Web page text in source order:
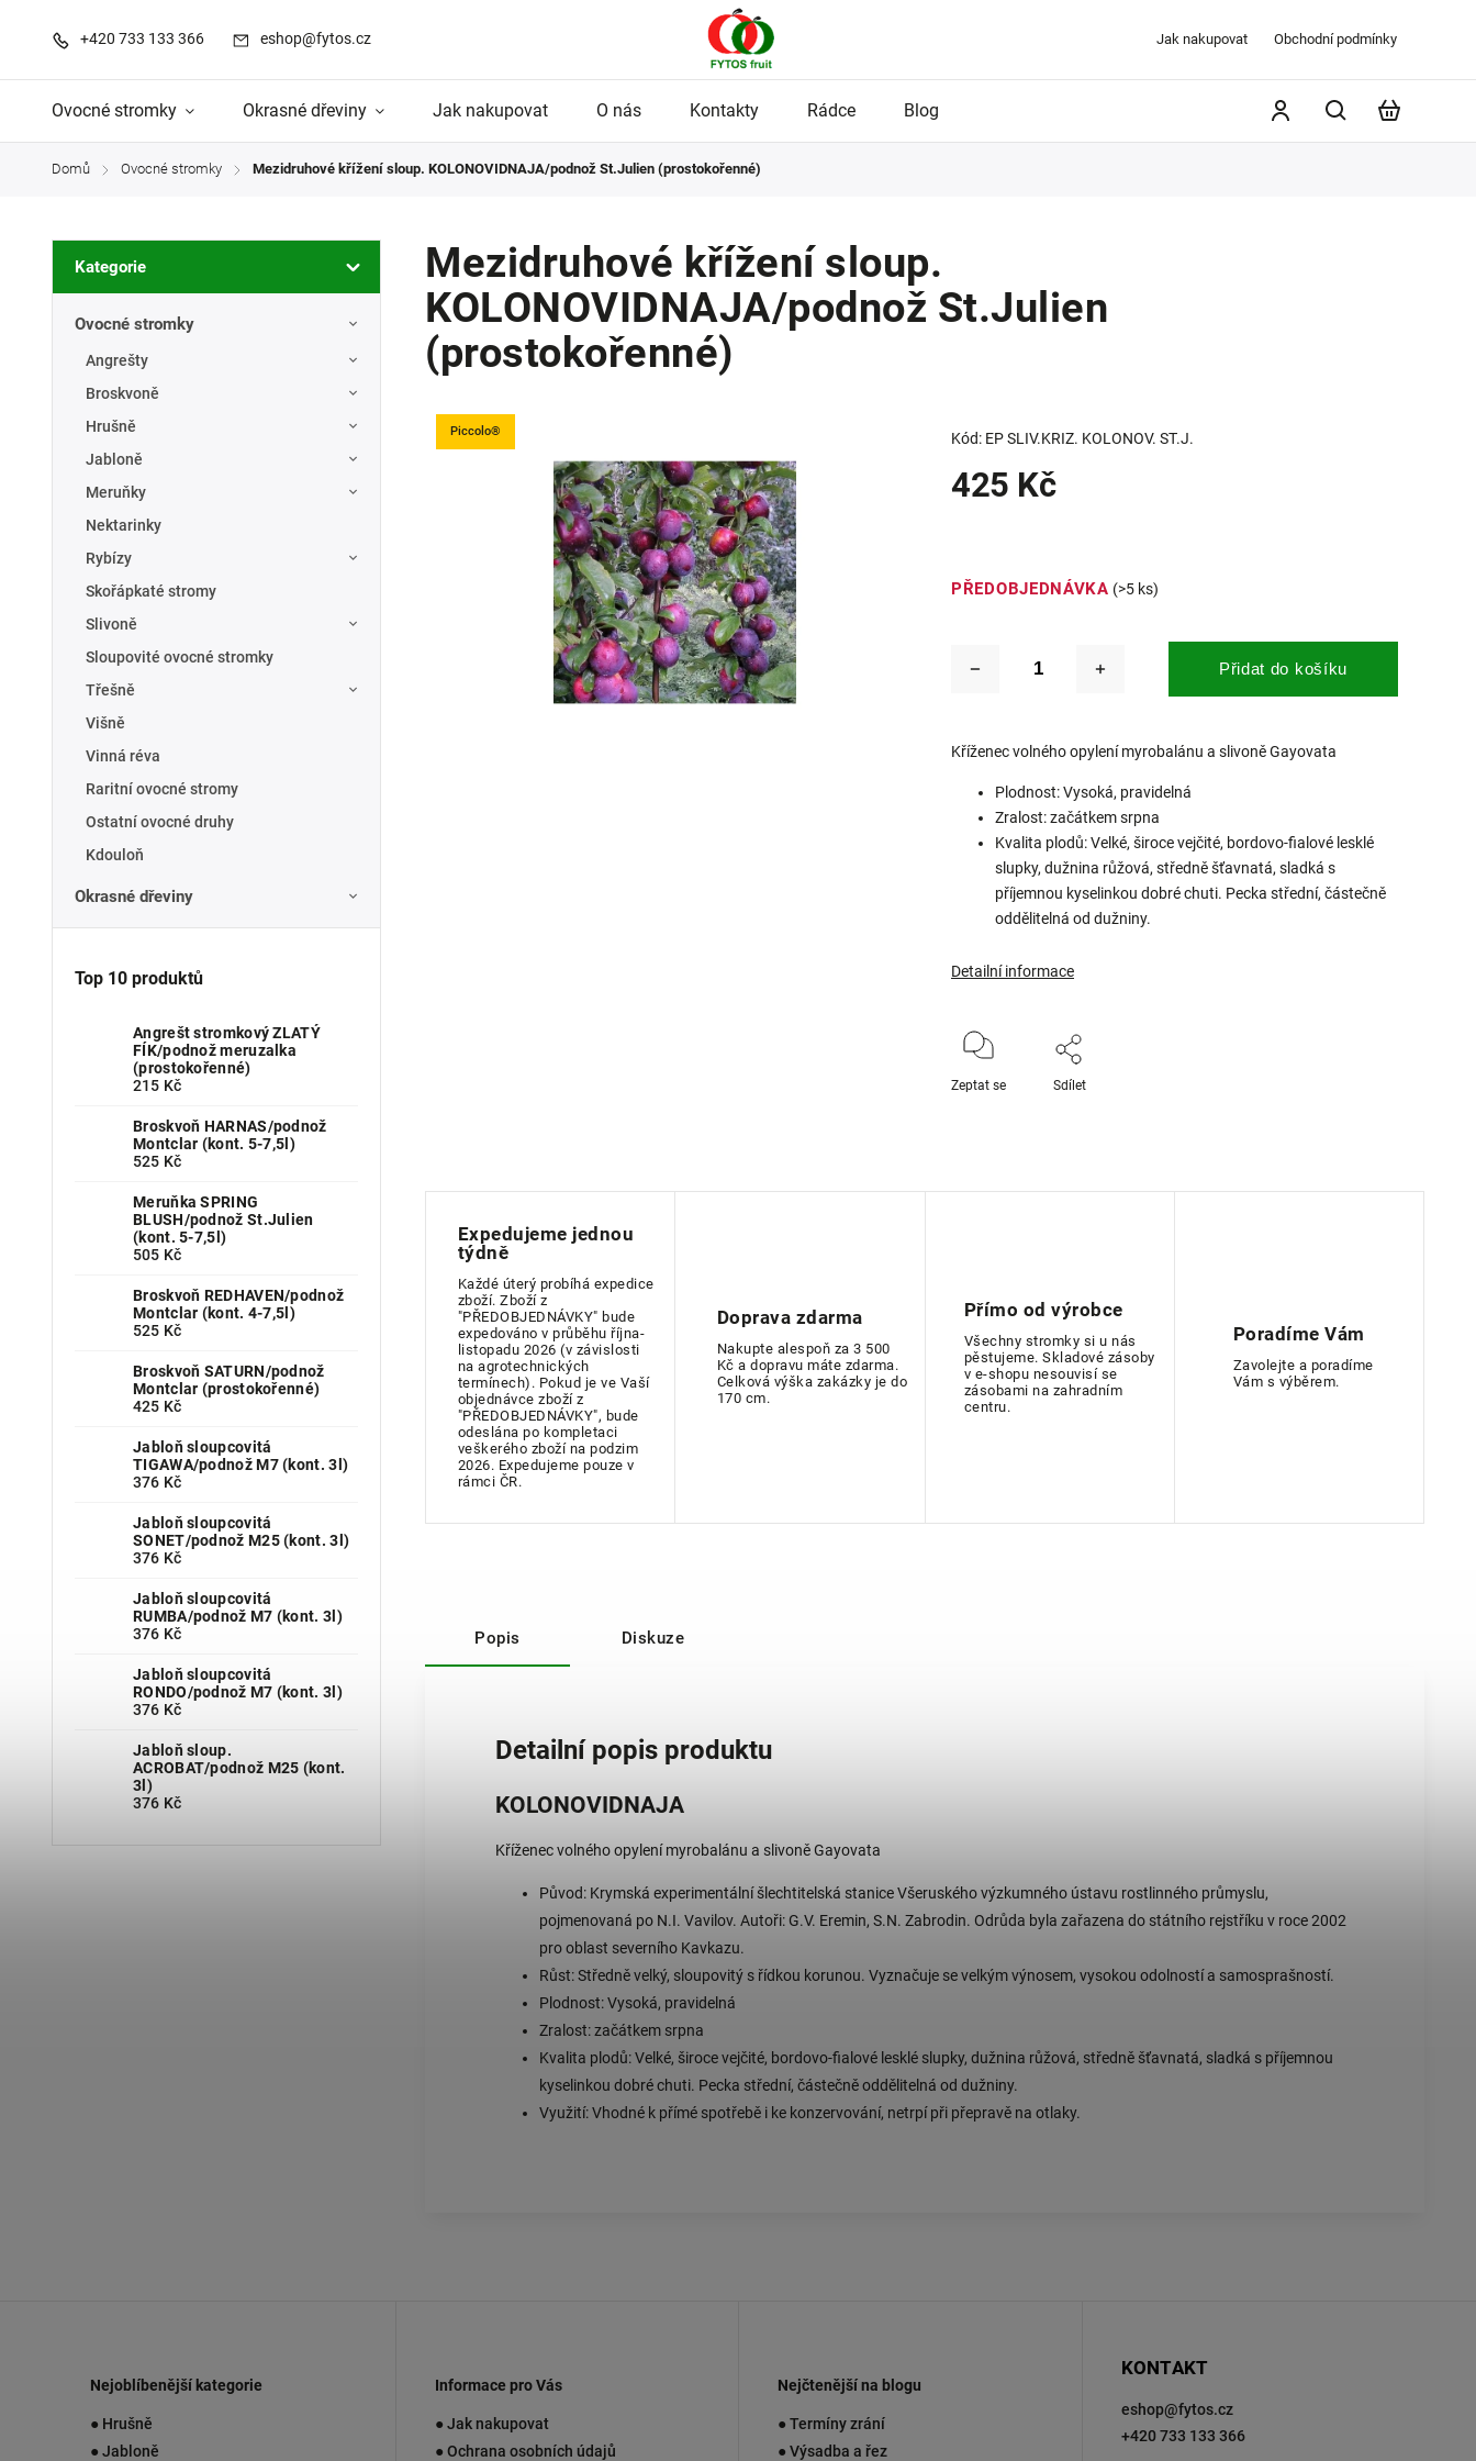
+420 733 133 366 eshop@fytos.cz Jak nakupovat Obchodní podmínky
Ovocné stromky Okrasné dřeviny Jak nakupovat O nás Kontakty Rádce Blog
Domů / Ovocné stromky / Mezidruhové křížení sloup. KOLONOVIDNAJA/podnož St.Julien (prostokořenné)
Kategorie
Ovocné stromky
Angrešty
Broskvoně
Hrušně
Jabloně
Meruňky
Nektarinky
Rybízy
Skořápkaté stromy
Slivoně
Sloupovité ovocné stromky
Třešně
Višně
Vinná réva
Raritní ovocné stromy
Ostatní ovocné druhy
Kdouloň
Okrasné dřeviny
Top 10 produktů
Angrešt stromkový ZLATÝ
FÍK/podnož meruzalka
(prostokořenné)
215 Kč
Broskvoň HARNAS/podnož
Montclar (kont. 5-7,5l)
525 Kč
Meruňka SPRING
BLUSH/podnož St.Julien
(kont. 5-7,5l)
505 Kč
Broskvoň REDHAVEN/podnož
Montclar (kont. 4-7,5l)
525 Kč
Broskvoň SATURN/podnož
Montclar (prostokořenné)
425 Kč
Jabloň sloupcovitá
TIGAWA/podnož M7 (kont. 3l)
376 Kč
Jabloň sloupcovitá
SONET/podnož M25 (kont. 3l)
376 Kč
Jabloň sloupcovitá
RUMBA/podnož M7 (kont. 3l)
376 Kč
Jabloň sloupcovitá
RONDO/podnož M7 (kont. 3l)
376 Kč
Jabloň sloup.
ACROBAT/podnož M25 (kont.
3l)
376 Kč
Mezidruhové křížení sloup.
KOLONOVIDNAJA/podnož St.Julien
(prostokořenné)
Piccolo® Kód: EP SLIV.KRIZ. KOLONOV. ST.J.
425 Kč
PŘEDOBJEDNÁVKA (>5 ks)
Přidat do košíku
Kříženec volného opylení myrobalánu a slivoně Gayovata
Plodnost: Vysoká, pravidelná
Zralost: začátkem srpna
Kvalita plodů: Velké, široce vejčité, bordovo-fialové lesklé
slupky, dužnina růžová, středně šťavnatá, sladká s
příjemnou kyselinkou dobré chuti. Pecka střední, částečně
oddělitelná od dužniny.
Detailní informace
Zeptat se Sdílet
Expedujeme jednou
týdně
Každé úterý probíhá expedice
zboží. Zboží z
"PŘEDOBJEDNÁVKY" bude
expedováno v průběhu října-
listopadu 2026 (v závislosti
na agrotechnických
termínech). Pokud je ve Vaší
objednávce zboží z
"PŘEDOBJEDNÁVKY", bude
odeslána po kompletaci
veškerého zboží na podzim
2026. Expedujeme pouze v
rámci ČR.
Doprava zdarma
Nakupte alespoň za 3 500
Kč a dopravu máte zdarma.
Celková výška zakázky je do
170 cm.
Přímo od výrobce
Všechny stromky si u nás
pěstujeme. Skladové zásoby
v e-shopu nesouvisí se
zásobami na zahradním
centru.
Poradíme Vám
Zavolejte a poradíme
Vám s výběrem.
Popis Diskuze
Detailní popis produktu
KOLONOVIDNAJA
Kříženec volného opylení myrobalánu a slivoně Gayovata
Původ: Krymská experimentální šlechtitelská stanice Všeruského výzkumného ústavu rostlinného průmyslu,
pojmenovaná po N.I. Vavilov. Autoři: G.V. Eremin, S.N. Zabrodin. Odrůda byla zařazena do státního rejstříku v roce 2002
pro oblast severního Kavkazu.
Růst: Středně velký, sloupovitý s řídkou korunou. Vyznačuje se velkým výnosem, vysokou odolností a samosprašností.
Plodnost: Vysoká, pravidelná
Zralost: začátkem srpna
Kvalita plodů: Velké, široce vejčité, bordovo-fialové lesklé slupky, dužnina růžová, středně šťavnatá, sladká s příjemnou
kyselinkou dobré chuti. Pecka střední, částečně oddělitelná od dužniny.
Využití: Vhodné k přímé spotřebě i ke konzervování, netrpí při přepravě na otlaky.
Nejoblíbenější kategorie
● Hrušně
● Jabloně
Informace pro Vás
● Jak nakupovat
● Ochrana osobních údajů
Nejčtenější na blogu
● Termíny zrání
● Výsadba a řez
KONTAKT
eshop@fytos.cz
+420 733 133 366